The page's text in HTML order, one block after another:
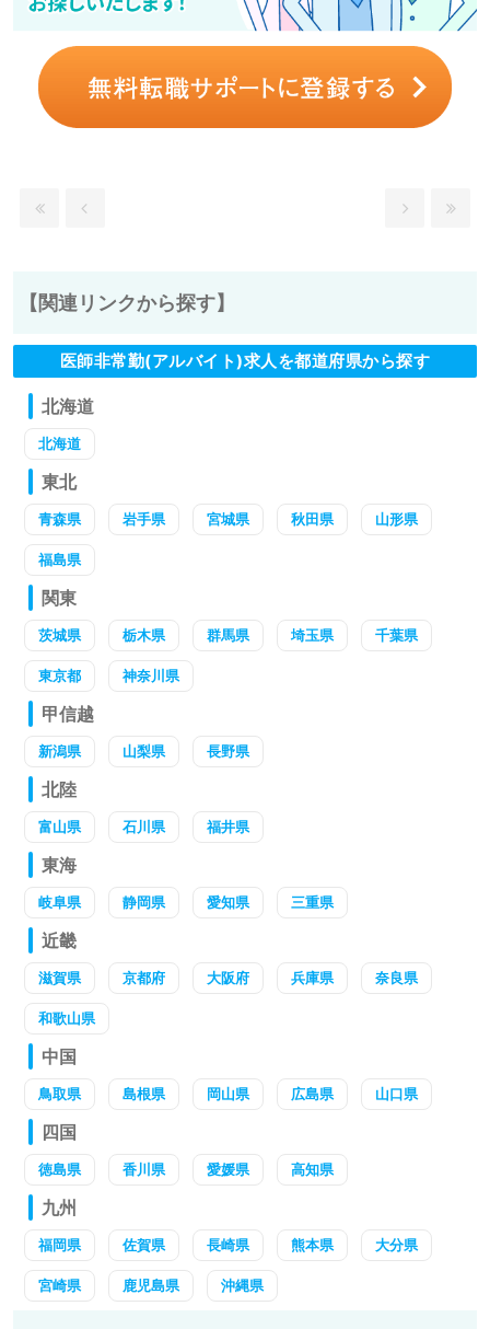
【関連リンクから探す】
医師非常勤(アルバイト)求人を都道府県から探す
北海道
北海道
東北
青森県 岩手県 宮城県 秋田県 山形県
福島県
関東
茨城県 栃木県 群馬県 埼玉県 千葉県
東京都 神奈川県
甲信越
新潟県 山梨県 長野県
北陸
富山県 石川県 福井県
東海
岐阜県 静岡県 愛知県 三重県
近畿
滋賀県 京都府 大阪府 兵庫県 奈良県
和歌山県
中国
鳥取県 島根県 岡山県 広島県 山口県
四国
徳島県 香川県 愛媛県 高知県
九州
福岡県 佐賀県 長崎県 熊本県 大分県
宮崎県 鹿児島県 沖縄県